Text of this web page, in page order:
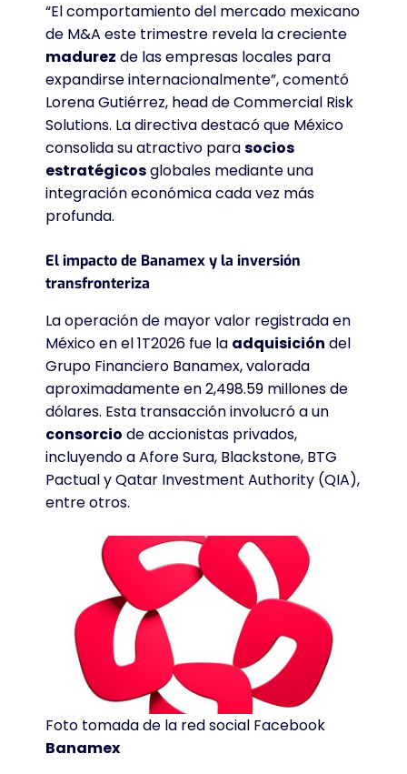
“El comportamiento del mercado mexicano
de M&A este trimestre revela la creciente
madurez de las empresas locales para
expandirse internacionalmente”, comentó
Lorena Gutiérrez, head de Commercial Risk
Solutions. La directiva destacó que México
consolida su atractivo parasocios
estratégicosglobales mediante una
integración económica cada vez más
profunda.
El impacto de Banamex y la inversión
transfronteriza
La operación de mayor valor registrada en
México en el 1T2026 fue la adquisición del
Grupo Financiero Banamex, valorada
aproximadamente en 2,498.59 millones de
dólares. Esta transacción involucró a un
consorcio de accionistas privados,
incluyendo a Afore Sura, Blackstone, BTG
Pactual y Qatar Investment Authority (QIA),
entre otros.
Foto tomada de la red social Facebook
Banamex